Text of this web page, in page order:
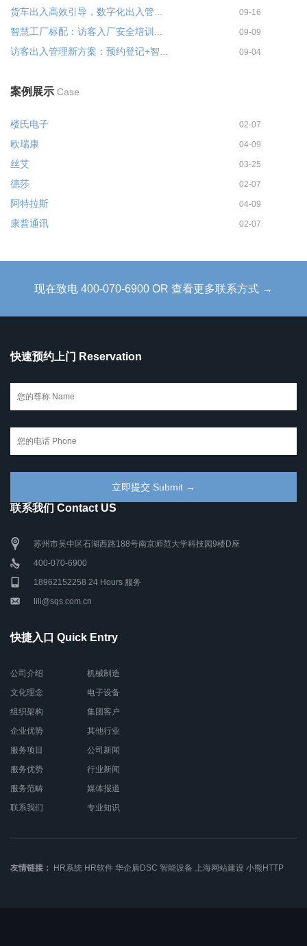
货车出入高效引导，数字化出入管... 09-16
智慧工厂标配：访客入厂安全培训... 09-09
访客出入管理新方案：预约登记+智... 09-04
案例展示 Case
楼氏电子 02-07
欧瑞康 04-09
丝艾 03-25
德莎 02-07
阿特拉斯 04-09
康普通讯 02-07
现在致电 400-070-6900 OR 查看更多联系方式 →
快速预约上门 Reservation
联系我们 Contact US
苏州市吴中区石湖西路188号南京师范大学科技园9楼D座
400-070-6900
18962152258 24 Hours 服务
lili@sqs.com.cn
快捷入口 Quick Entry
公司介绍
文化理念
组织架构
企业优势
服务项目
服务优势
服务范畴
联系我们
机械制造
电子设备
集团客户
其他行业
公司新闻
行业新闻
媒体报道
专业知识
友情链接： HR系统 HR软件 华企盾DSC 智能设备 上海网站建设 小熊HTTP